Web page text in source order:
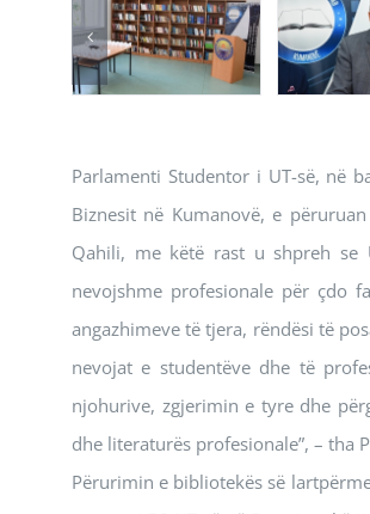
Parlamenti Studentor i UT-së, në
Biznesit në Kumanovë, e
Qahili, me këtë rast u shpreh
nevojshme profesionale për çdo
angazhimeve të tjera, rëndësi të
nevojat e studentëve dhe të
njohurive, zgjerimin e tyre dhe
dhe literaturës profesionale”, – tha
Përurimin e bibliotekës së